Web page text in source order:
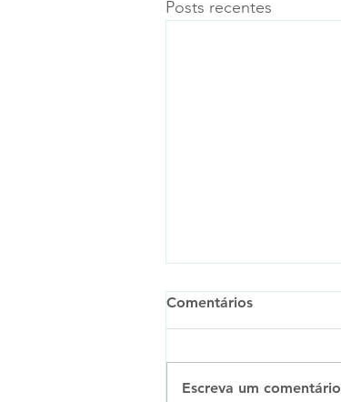
Posts recentes
Comentários
Escreva um comentário